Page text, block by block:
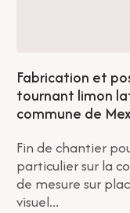
Fabrication et
tournant limon
commune de
Fin de chantier
particulier sur la
de mesure sur
visuel...